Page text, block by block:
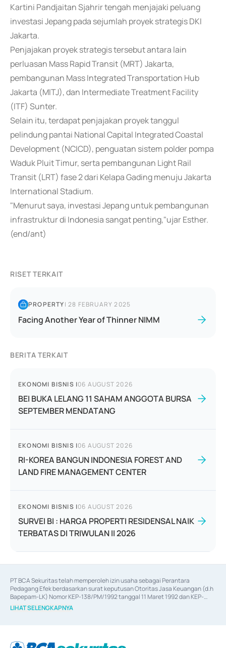
Kartini Pandjaitan Sjahrir tengah menjajaki peluang
investasi Jepang pada sejumlah proyek strategis DKI
Jakarta.
Penjajakan proyek strategis tersebut antara lain
perluasan Mass Rapid Transit (MRT) Jakarta,
pembangunan Mass Integrated Transportation Hub
Jakarta (MITJ), dan Intermediate Treatment Facility
(ITF) Sunter.
Selain itu, terdapat penjajakan proyek tanggul
pelindung pantai National Capital Integrated Coastal
Development (NCICD), penguatan sistem polder pompa
Waduk Pluit Timur, serta pembangunan Light Rail
Transit (LRT) fase 2 dari Kelapa Gading menuju Jakarta
International Stadium.
"Menurut saya, investasi Jepang untuk pembangunan
infrastruktur di Indonesia sangat penting,"ujar Esther.
(end/ant)
RISET TERKAIT
PROPERTY|28 FEBRUARY 2025
Facing Another Year of Thinner NIMM
BERITA TERKAIT
EKONOMI BISNIS |06 AUGUST 2026
BEI BUKA LELANG 11 SAHAM ANGGOTA BURSA
SEPTEMBER MENDATANG
EKONOMI BISNIS |06 AUGUST 2026
RI-KOREA BANGUN INDONESIA FOREST AND
LAND FIRE MANAGEMENT CENTER
EKONOMI BISNIS |06 AUGUST 2026
SURVEI BI : HARGA PROPERTI RESIDENSAL NAIK
TERBATAS DI TRIWULAN II 2026
PT BCA Sekuritas telah memperoleh izin usaha sebagai Perantara
Pedagang Efek berdasarkan surat keputusan Otoritas Jasa Keuangan (d.h
Bapepam-LK) Nomor KEP-138/PM/1992 tanggal 11 Maret 1992 dan KEP-
06/D.04/2014 tanggal 28 Februari 2014, izin usaha sebagai Penjamin Emisi
Efek berdasarkan surat keputusan Otoritas Jasa Keuangan Nomor KEP-
berdasarkan surat keputusan Otoritas Jasa Keuangan Nomor S-
LIHAT SELENGKAPNYA